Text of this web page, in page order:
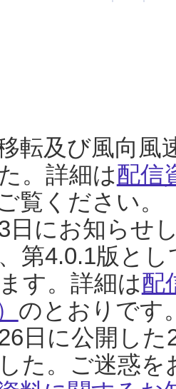
転及び風向風
。詳細は配信
覧ください。
日にお知らせ
第4.0.1版と
す。詳細は配
のとおりです
日に公開し
た。ご迷惑